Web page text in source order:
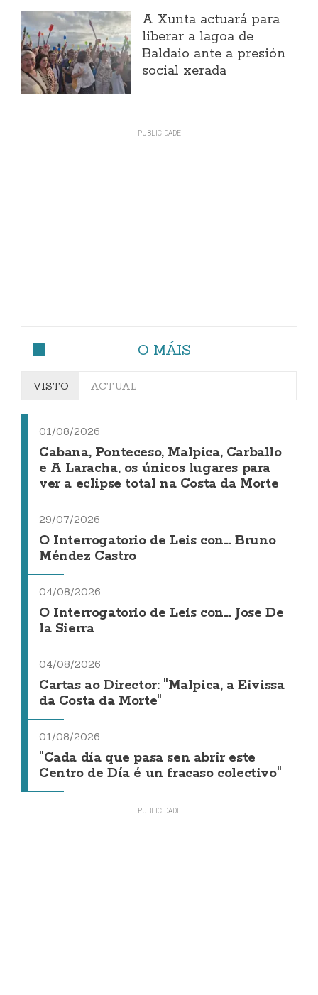
A Xunta actuará para
liberar a lagoa de
Baldaio ante a presión
social xerada
O MÁIS
VISTO ACTUAL
01/08/2026
Cabana, Ponteceso, Malpica, Carballo
e A Laracha, os únicos lugares para
ver a eclipse total na Costa da Morte
29/07/2026
O Interrogatorio de Leis con... Bruno
Méndez Castro
04/08/2026
O Interrogatorio de Leis con... Jose De
la Sierra
04/08/2026
Cartas ao Director: "Malpica, a Eivissa
da Costa da Morte"
01/08/2026
"Cada día que pasa sen abrir este
Centro de Día é un fracaso colectivo"